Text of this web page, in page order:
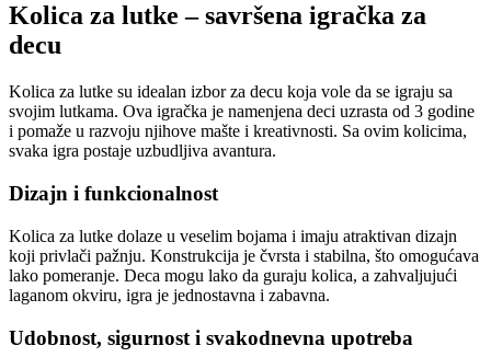
Kolica za lutke – savršena igračka za
decu
Kolica za lutke su idealan izbor za decu koja vole da se igraju sa
svojim lutkama. Ova igračka je namenjena deci uzrasta od 3 godine
i pomaže u razvoju njihove mašte i kreativnosti. Sa ovim kolicima,
svaka igra postaje uzbudljiva avantura.
Dizajn i funkcionalnost
Kolica za lutke dolaze u veselim bojama i imaju atraktivan dizajn
koji privlači pažnju. Konstrukcija je čvrsta i stabilna, što omogućava
lako pomeranje. Deca mogu lako da guraju kolica, a zahvaljujući
laganom okviru, igra je jednostavna i zabavna.
Udobnost, sigurnost i svakodnevna upotreba